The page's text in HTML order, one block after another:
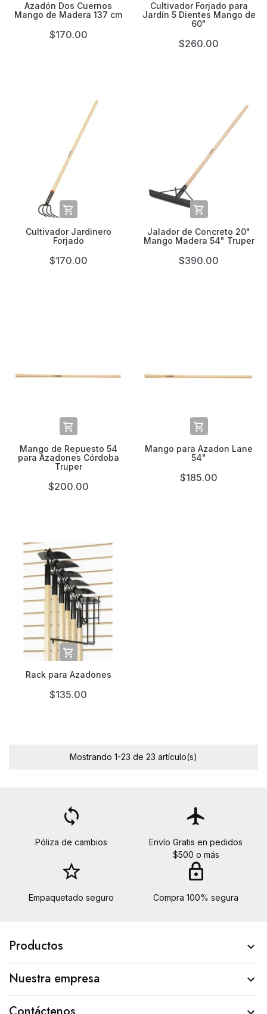
Azadón Dos Cuernos
Mango de Madera 137 cm
$170.00
Cultivador Forjado para
Jardín 5 Dientes Mango de
60"
$260.00

Cultivador Jardinero
Forjado
$170.00

Jalador de Concreto 20"
Mango Madera 54" Truper
$390.00

Mango de Repuesto 54
para Azadones Córdoba
Truper
$200.00

Mango para Azadon Lane
54"
$185.00

Rack para Azadones
$135.00
Mostrando 1-23 de 23 artículo(s)
loop
Póliza de cambios
flight
Envío Gratis en pedidos
$500 o más
star_border
Empaquetado seguro
lock
Compra 100% segura
Productos 
Nuestra empresa 